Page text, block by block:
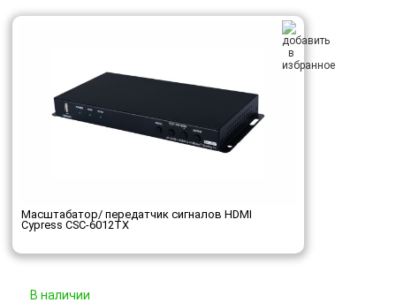
Масштабатор/ передатчик сигналов HDMI
Cypress CSC-6012TX
В наличии